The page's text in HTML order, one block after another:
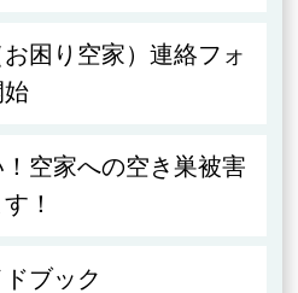
困り空家）連絡フォ
始
空家への空き巣被害
！
ブック